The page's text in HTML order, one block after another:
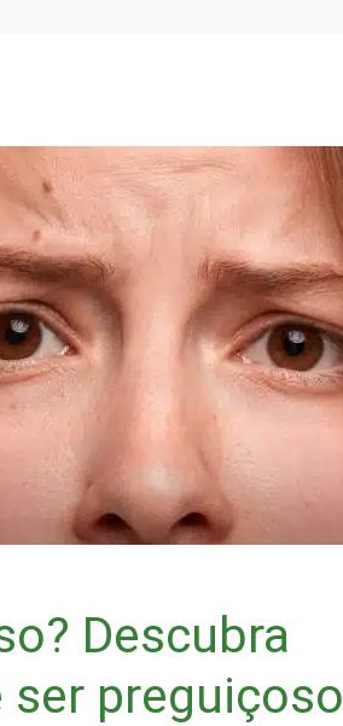
Descubra
ser preguiçoso